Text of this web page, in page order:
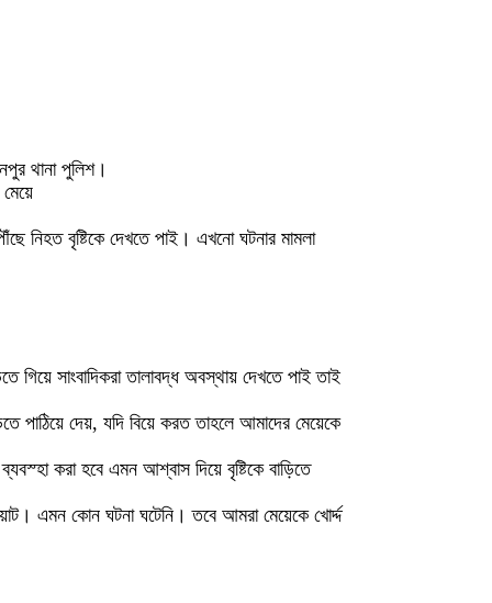
থানা পুলিশ।
নিহত বৃষ্টিকে দেখতে পাই। এখনো ঘটনার মামলা
সাংবাদিকরা তালাবদ্ধ অবস্থায় দেখতে পাই তাই
পাঠিয়ে দেয়, যদি বিয়ে করত তাহলে আমাদের মেয়েকে
করা হবে এমন আশ্বাস দিয়ে বৃষ্টিকে বাড়িতে
এমন কোন ঘটনা ঘটেনি। তবে আমরা মেয়েকে খোর্দ্দ